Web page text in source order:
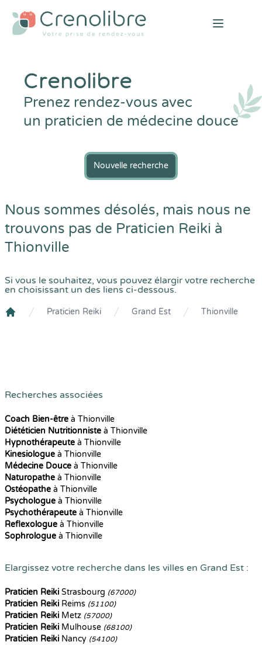
Open
Crenolibre
Prenez rendez-vous avec
un praticien de médecine douce
Nouvelle recherche
Nous sommes désolés, mais nous ne
trouvons pas de Praticien Reiki à
Thionville
Si vous le souhaitez, vous pouvez élargir votre recherche
en choisissant un des liens ci-dessous.
Praticien Reiki Grand Est Thionville
Recherches associées
Coach Bien-être à Thionville
Diététicien Nutritionniste à Thionville
Hypnothérapeute à Thionville
Kinesiologue à Thionville
Médecine Douce à Thionville
Naturopathe à Thionville
Ostéopathe à Thionville
Psychologue à Thionville
Psychothérapeute à Thionville
Reflexologue à Thionville
Sophrologue à Thionville
Elargissez votre recherche dans les villes en Grand Est :
Praticien Reiki Strasbourg (67000)
Praticien Reiki Reims (51100)
Praticien Reiki Metz (57000)
Praticien Reiki Mulhouse (68100)
Praticien Reiki Nancy (54100)